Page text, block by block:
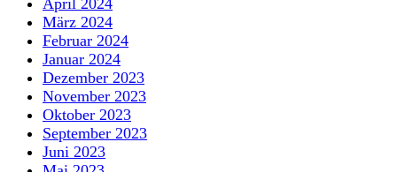
April 2024
März 2024
Februar 2024
Januar 2024
Dezember 2023
November 2023
Oktober 2023
September 2023
Juni 2023